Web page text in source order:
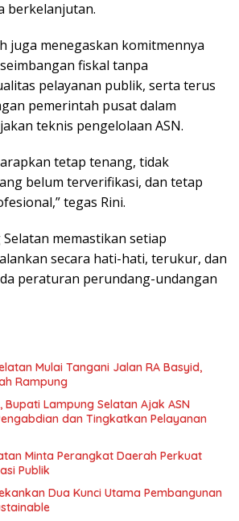
berkelanjutan.
juga menegaskan komitmennya
fiskal tanpa
pelayanan publik, serta terus
pemerintah pusat dalam
teknis pengelolaan ASN.
tetap tenang, tidak
belum terverifikasi, dan tetap
tegas Rini.
memastikan setiap
secara hati-hati, terukur, dan
peraturan perundang-undangan
Mulai Tangani Jalan RA Basyid,
Rampung
Lampung Selatan Ajak ASN
dan Tingkatkan Pelayanan
Minta Perangkat Daerah Perkuat
Publik
Dua Kunci Utama Pembangunan